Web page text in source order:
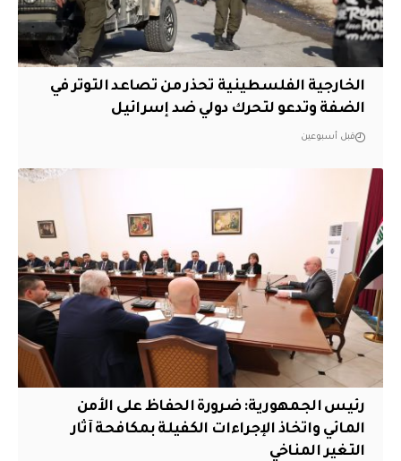
الخارجية الفلسطينية تحذر من تصاعد التوتر في
الضفة وتدعو لتحرك دولي ضد إسرائيل
قبل أسبوعين
رئيس الجمهورية: ضرورة الحفاظ على الأمن
المائي واتخاذ الإجراءات الكفيلة بمكافحة آثار
التغير المناخي